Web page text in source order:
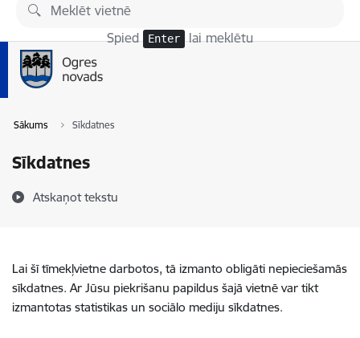
Pāriet uz lapas saturu
Spied Enter lai meklētu
Sākums Sīkdatnes
Sīkdatnes
Atskaņot tekstu
Lai šī tīmekļvietne darbotos, tā izmanto obligāti nepieciešamās
sīkdatnes. Ar Jūsu piekrišanu papildus šajā vietnē var tikt
izmantotas statistikas un sociālo mediju sīkdatnes.